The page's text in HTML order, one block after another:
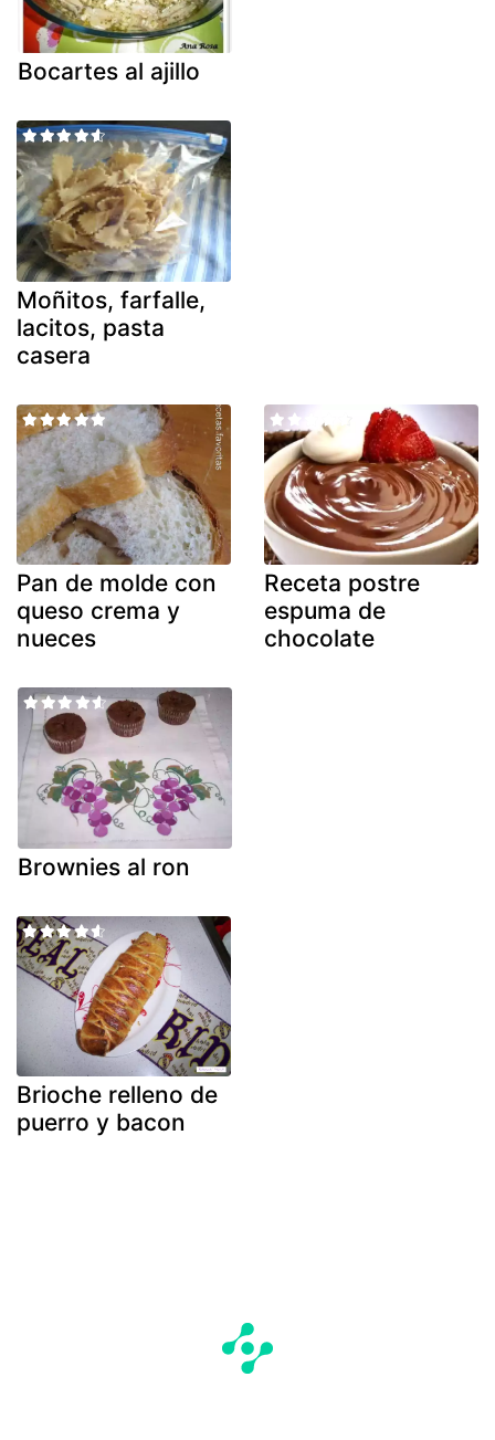
Bocartes al ajillo
Moñitos, farfalle,
lacitos, pasta
casera
Pan de molde con
queso crema y
nueces
Receta postre
espuma de
chocolate
Brownies al ron
Brioche relleno de
puerro y bacon